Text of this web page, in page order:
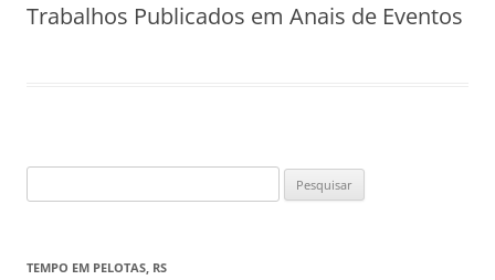
Trabalhos Publicados em Anais de Eventos
por:
TEMPO EM PELOTAS, RS